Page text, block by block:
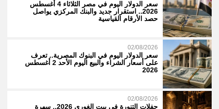
سعر الدولار اليوم في مصر الثلاثاء 4 أغسطس
2026.. استقرار جديد والبنك المركزي يواصل
حصد الأرقام القياسية
02/08/2026
سعر الدولار اليوم في البنوك المصرية.. تعرف
على أسعار الشراء والبيع اليوم الأحد 2 أغسطس
2026
02/08/2026
حفلات التنورة في بيت الغوري 2026.. سهرة